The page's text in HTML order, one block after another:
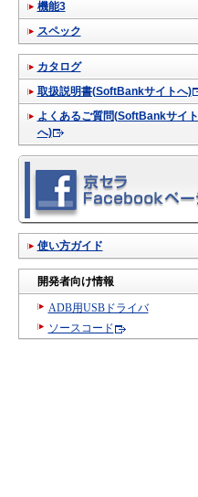
機能3
スペック
カタログ
取扱説明書(SoftBankサイトへ)
よくあるご質問(SoftBankサイト
へ)
使い方ガイド
開発者向け情報
ADB用USBドライバ
ソースコード